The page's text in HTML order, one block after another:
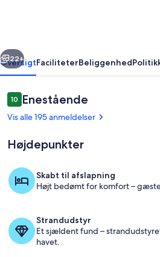
SUPERB
2
VÆRELSER
NY
Næste
22+
OversigtFaciliteterBeliggenhed
Anmeldelser
1010 ud af 10.
Enestående
Vis alle 195 anmeldelser
Højdepunkter
Skabt til afslapning
Højt bedømt for komfort –
Strandudstyr
Et sjældent fund –
havet.